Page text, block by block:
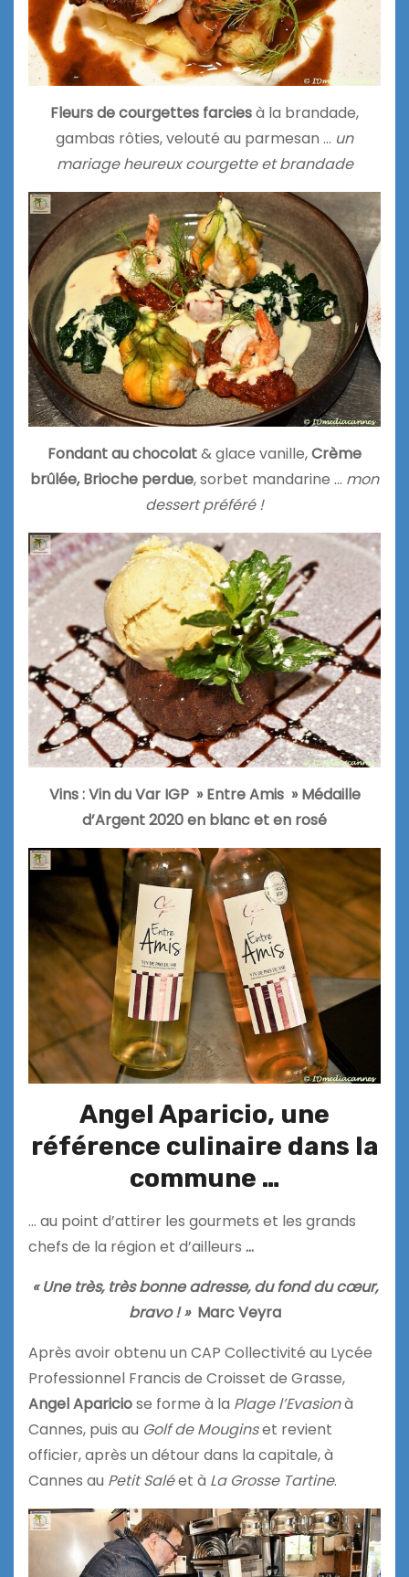
Fleurs de courgettes farciesà la brandade,
gambas rôties, velouté au parmesan … un
mariage heureux courgette et brandade
Fondant au chocolat& glace vanille,Crème
brûlée,Brioche perdue, sorbet mandarine … mon
dessert préféré !
Vins : Vin du Var IGP » Entre Amis » Médaille
d’Argent 2020 en blanc et en rosé
Angel Aparicio, une
référence culinaire dans la
commune …
… au point d’attirer les gourmets et les grands
chefs de la région et d’ailleurs …
« Une très, très bonne adresse, du fond du cœur,
bravo ! » Marc Veyra
Après avoir obtenu un CAP Collectivité au Lycée
Professionnel Francis de Croisset de Grasse,
Angel Apariciose forme à la Plage l’Evasionà
Cannes, puis au Golf de Mouginset revient
officier, après un détour dans la capitale, à
Cannes au Petit Saléet à La Grosse Tartine.